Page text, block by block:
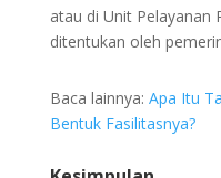
atau di Unit Pelayanan
ditentukan oleh
Baca lainnya: Apa Itu
Bentuk Fasilitasnya?